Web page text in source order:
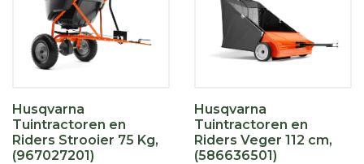
Husqvarna
Tuintractoren en
Riders Strooier 75 Kg,
(967027201)
Husqvarna
Tuintractoren en
Riders Veger 112 cm,
(586636501)